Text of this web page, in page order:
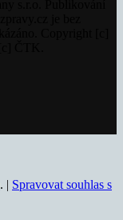
. | Spravovat souhlas s